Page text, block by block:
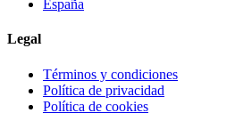
España
Legal
Términos y condiciones
Política de privacidad
Política de cookies